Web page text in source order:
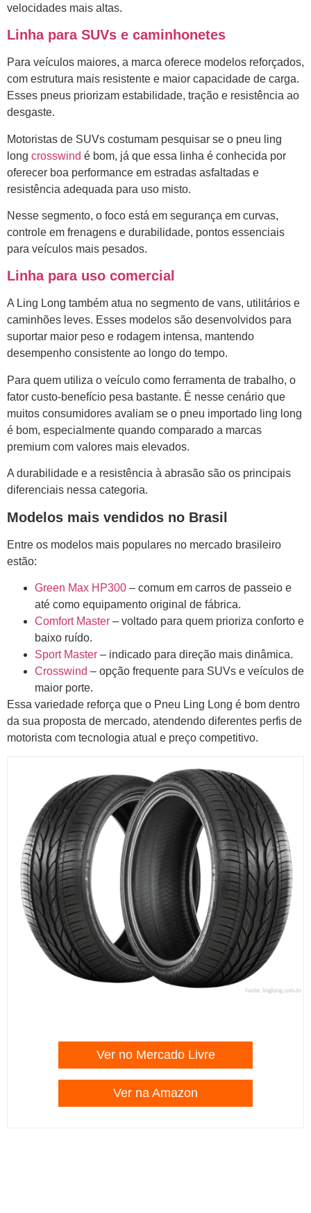
velocidades mais altas.
Linha para SUVs e caminhonetes
Para veículos maiores, a marca oferece modelos reforçados,
com estrutura mais resistente e maior capacidade de carga.
Esses pneus priorizam estabilidade, tração e resistência ao
desgaste.
Motoristas de SUVs costumam pesquisar se o pneu ling
long crosswind é bom, já que essa linha é conhecida por
oferecer boa performance em estradas asfaltadas e
resistência adequada para uso misto.
Nesse segmento, o foco está em segurança em curvas,
controle em frenagens e durabilidade, pontos essenciais
para veículos mais pesados.
Linha para uso comercial
A Ling Long também atua no segmento de vans, utilitários e
caminhões leves. Esses modelos são desenvolvidos para
suportar maior peso e rodagem intensa, mantendo
desempenho consistente ao longo do tempo.
Para quem utiliza o veículo como ferramenta de trabalho, o
fator custo-benefício pesa bastante. É nesse cenário que
muitos consumidores avaliam se o pneu importado ling long
é bom, especialmente quando comparado a marcas
premium com valores mais elevados.
A durabilidade e a resistência à abrasão são os principais
diferenciais nessa categoria.
Modelos mais vendidos no Brasil
Entre os modelos mais populares no mercado brasileiro
estão:
Green Max HP300 – comum em carros de passeio e
até como equipamento original de fábrica.
Comfort Master – voltado para quem prioriza conforto e
baixo ruído.
Sport Master – indicado para direção mais dinâmica.
Crosswind – opção frequente para SUVs e veículos de
maior porte.
Essa variedade reforça que o Pneu Ling Long é bom dentro
da sua proposta de mercado, atendendo diferentes perfis de
motorista com tecnologia atual e preço competitivo.
Ver no Mercado Livre
Ver na Amazon